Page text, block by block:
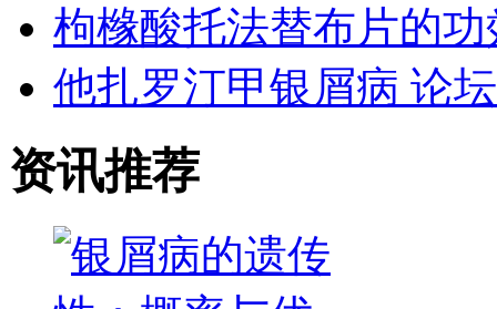
枸橼酸托法替布片的
他扎罗汀甲银屑病 论坛
资讯推荐